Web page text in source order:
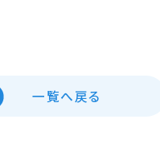
一覧へ戻る